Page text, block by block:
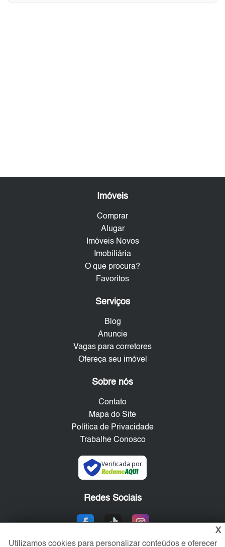
Imóveis
Comprar
Alugar
Imóveis Novos
Imobiliária
O que procura?
Favoritos
Serviços
Blog
Anuncie
Vagas para corretores
Ofereça seu imóvel
Sobre nós
Contato
Mapa do Site
Política de Privacidade
Trabalhe Conosco
Verificada por
Redes Sociais
X
Utilizamos cookies para personalizar conteúdos e oferecer